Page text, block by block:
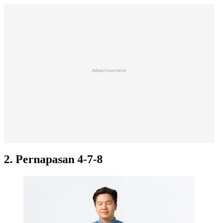
Advertisement
2. Pernapasan 4-7-8